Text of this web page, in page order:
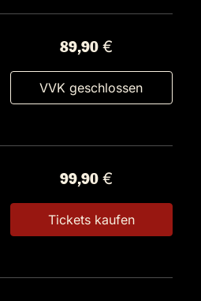
89,90 €
VVK geschlossen
99,90 €
Tickets kaufen